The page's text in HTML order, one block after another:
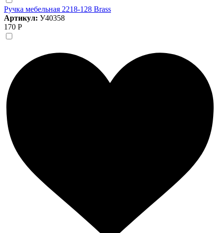
Ручка мебельная 2218-128 Brass
Артикул: У40358
170 Р